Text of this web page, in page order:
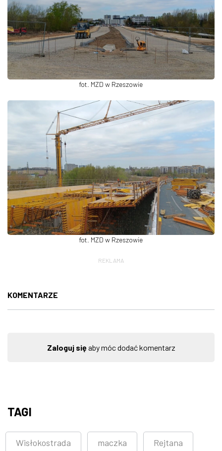
fot. MZD w Rzeszowie
fot. MZD w Rzeszowie
REKLAMA
KOMENTARZE
Zaloguj sięaby móc dodać komentarz
TAGI
Wisłokostrada maczka Rejtana